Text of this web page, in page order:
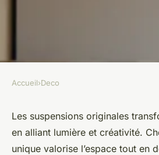
Des suspensions
pour un intérieur
Accueil›Deco
Les suspensions originales
en alliant lumière et créativité.
unique valorise l’espace tout en